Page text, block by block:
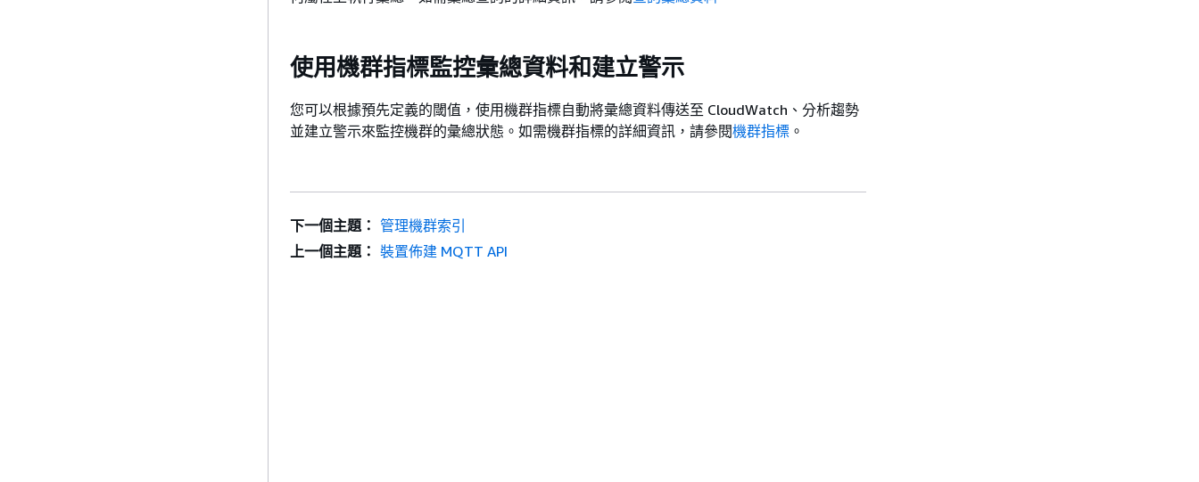
使用機群指標監控彙總資料和建立警示
您可以根據預先定義的閾值，使用機群指標自動將彙總資料傳送至 CloudWatch、分析趨勢
並建立警示來監控機群的彙總狀態。如需機群指標的詳細資訊，請參閱機群指標 。
下一個主題： 管理機群索引
上一個主題： 裝置佈建 MQTT API